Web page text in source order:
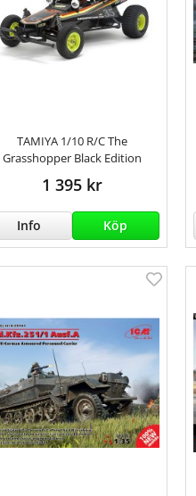
TAMIYA 1/10 R/C The
Grasshopper Black Edition
1 395 kr
Info Köp